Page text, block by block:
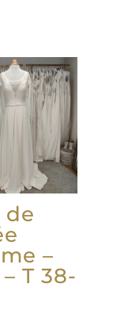
de
–
– T 38-